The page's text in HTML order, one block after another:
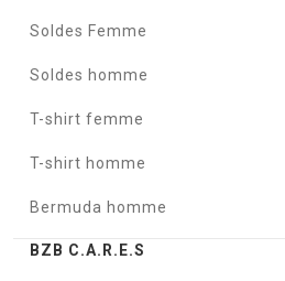
Soldes Femme
Soldes homme
T-shirt femme
T-shirt homme
Bermuda homme
BZB C.A.R.E.S